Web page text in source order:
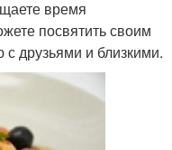
время
посвятить своим
друзьями и близкими.